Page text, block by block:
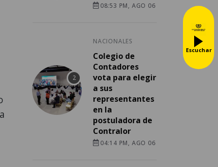
08:53 PM, AGO 06
NACIONALES
Colegio de
Contadores
vota para elegir
a sus
representantes
en la
postuladora de
Contralor
04:14 PM, AGO 06
Escuchar